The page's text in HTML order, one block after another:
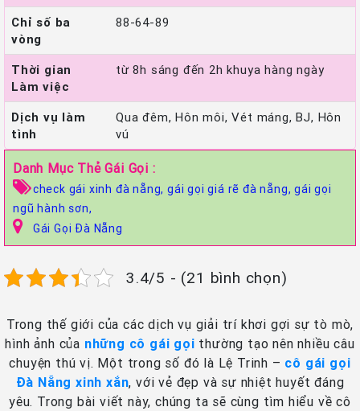
Chỉ số ba
vòng
88-64-89
Thời gian
Làm việc
từ 8h sáng đến 2h khuya hàng ngày
Dịch vụ làm
tình
Qua đêm, Hôn môi, Vét máng, BJ, Hôn
vú
Danh Mục Thẻ Gái Gọi :
check gái xinh đà nẵng,gái gọi giá rẽ đà nẵng,gái gọi
ngũ hành sơn,
Gái Gọi Đà Nẵng
3.4/5 - (21 bình chọn)
Trong thế giới của các dịch vụ giải trí khơi gợi sự tò mò,
hình ảnh của những cô gái gọi thường tạo nên nhiều câu
chuyện thú vị. Một trong số đó là Lệ Trinh – cô gái gọi
Đà Nẵng xinh xắn, với vẻ đẹp và sự nhiệt huyết đáng
yêu. Trong bài viết này, chúng ta sẽ cùng tìm hiểu về cô